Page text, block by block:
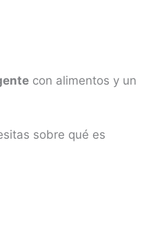
con alimentos y un
sobre qué es